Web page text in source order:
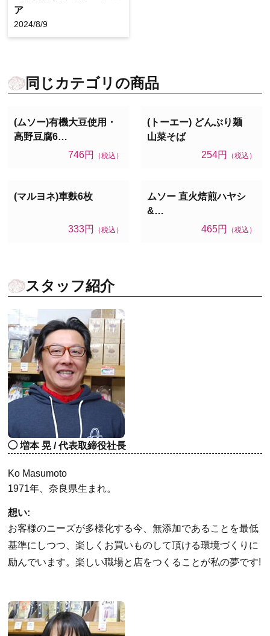
ア
2024/8/9
同じカテゴリの商品
(ムソー)有機大豆使用・
高野豆腐6…
746円
（税込）
(トーエー) どんぶり麺
山菜そば
254円
（税込）
(マルヨネ)車麩6枚
333円 （税込）
ムソー 直火焙煎ハヤシ
&…
465円
（税込）
スタッフ紹介
増本 晃 / 代表取締役社長
Ko Masumoto
1971年、奈良県生まれ。
想い:
お客様のニーズが多様化する今、無添加であることを最低
基準にしつつ、楽しくお買いものして頂ける環境づくりに
励んでいます。楽しい職場と店をつくることが私の夢です!